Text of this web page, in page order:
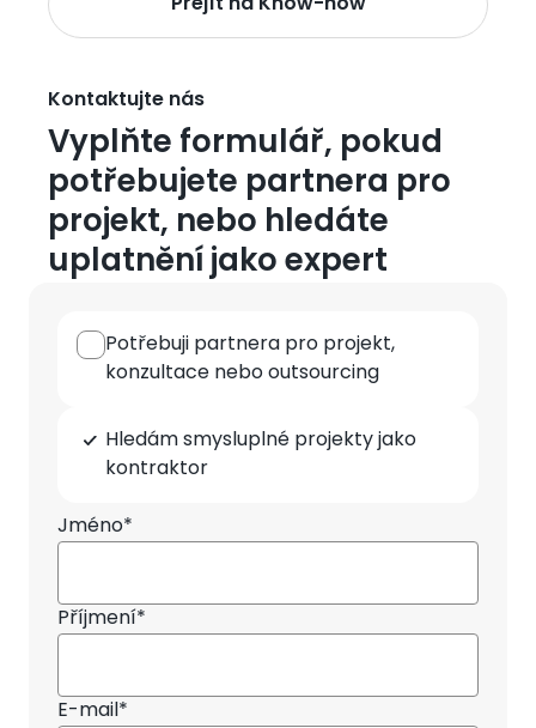
Kontaktujte nás
Vyplňte formulář, pokud
potřebujete partnera pro
projekt, nebo hledáte
uplatnění jako expert
Typ
spolupráce
Potřebuji partnera pro projekt,
konzultace nebo outsourcing
Hledám smysluplné projekty jako
kontraktor
Jméno*
Příjmení*
E-mail*